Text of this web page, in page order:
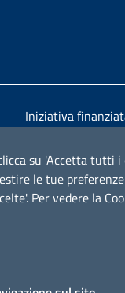
su 'Accetta tutti
le tue
Per vedere la
Iniziativa